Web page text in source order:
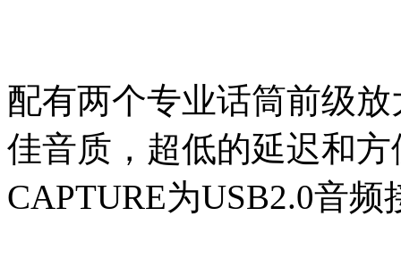
配有两个专业话筒前级
佳音质，超低的延迟和
CAPTURE为USB2.0音